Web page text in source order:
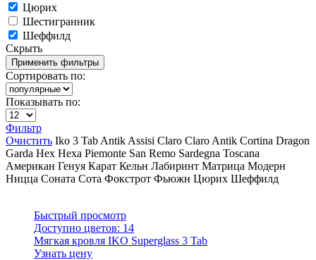
Цюрих
Шестигранник
Шеффилд
Скрыть
Сортировать по:
Показывать по:
Фильтр
Очистить Iko 3 Tab Antik Assisi Claro Claro Antik Cortina Dragon
Garda Hex Hexa Piemonte San Remo Sardegna Toscana
Американ Генуя Карат Кельн Лабиринт Матрица Модерн
Ницца Соната Сота Фокстрот Фьюжн Цюрих Шеффилд
Быстрый просмотр
Доступно цветов: 14
Мягкая кровля IKO Superglass 3 Tab
Узнать цену